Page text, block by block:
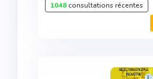
1048consultations récentes